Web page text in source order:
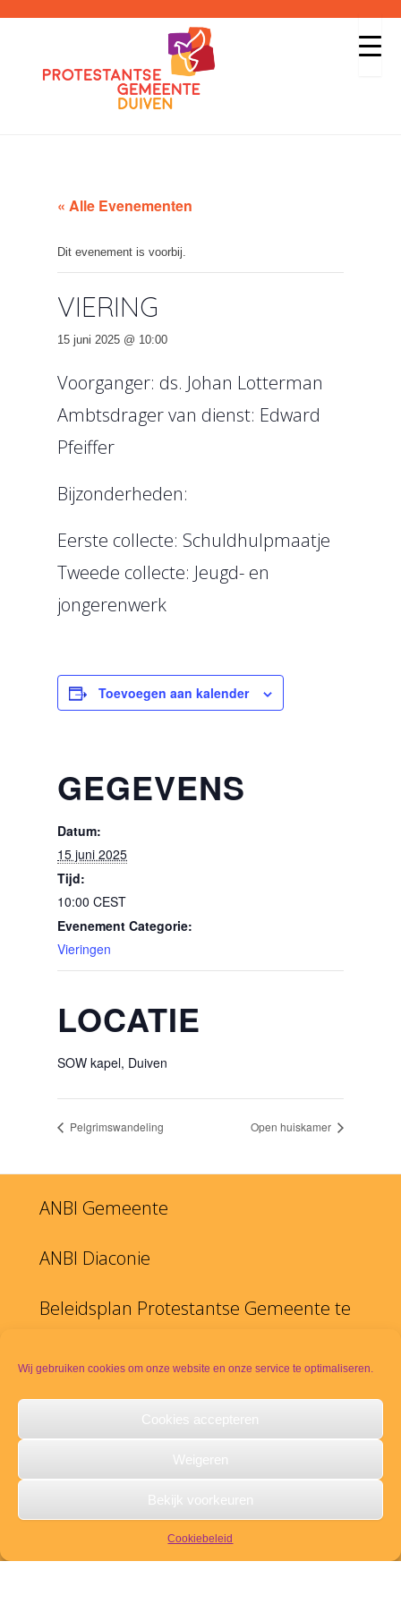
Wij gebruiken cookies om onze website en onze service te optimaliseren.
Cookies accepteren
Weigeren
Bekijk voorkeuren
Cookiebeleid
« Alle Evenementen
Dit evenement is voorbij.
VIERING
15 juni 2025 @ 10:00
Voorganger: ds. Johan Lotterman
Ambtsdrager van dienst: Edward
Pfeiffer
Bijzonderheden:
Eerste collecte: Schuldhulpmaatje
Tweede collecte: Jeugd- en
jongerenwerk
Toevoegen aan kalender
GEGEVENS
Datum:
15 juni 2025
Tijd:
10:00 CEST
Evenement Categorie:
Vieringen
LOCATIE
SOW kapel, Duiven
Pelgrimswandeling Open huiskamer
ANBI Gemeente
ANBI Diaconie
Beleidsplan Protestantse Gemeente te
YouTube kanaal PKN Duiven